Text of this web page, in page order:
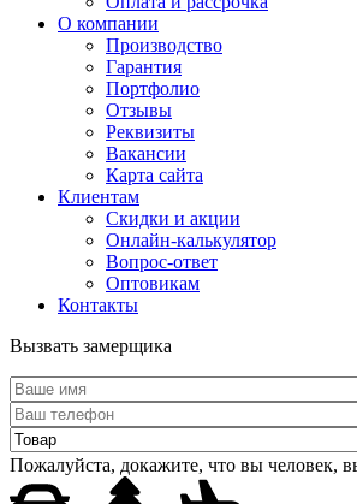
О компании
Производство
Гарантия
Портфолио
Отзывы
Реквизиты
Вакансии
Карта сайта
Клиентам
Скидки и акции
Онлайн-калькулятор
Вопрос-ответ
Оптовикам
Контакты
Вызвать замерщика
Пожалуйста, докажите, что вы человек,